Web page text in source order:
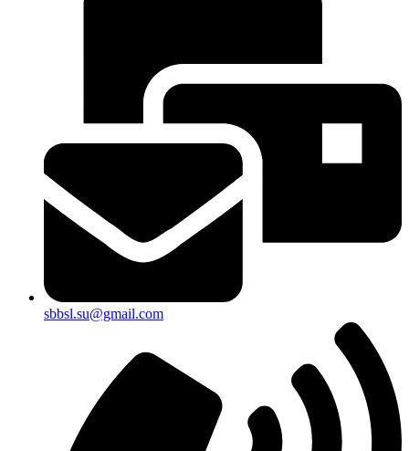
sbbsl.su@gmail.com